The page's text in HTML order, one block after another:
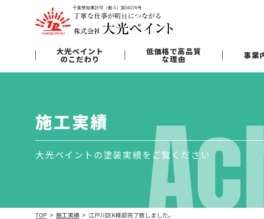
大光ペイント
のこだわり
低価格で高品質
な理由 事業
施工実績
大光ペイントの塗装実績をご覧ください
TOP > 施工実績 > 江戸川区K様邸完了致しました。